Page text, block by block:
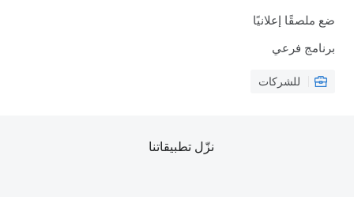
ضع ملصقًا إعلانيًا
برنامج فرعي
للشركات
نزّل تطبيقاتنا